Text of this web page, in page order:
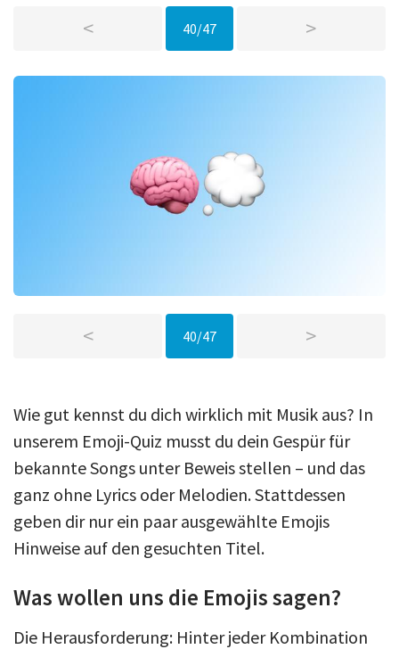
< 40/47 >
< 40/47 >
Wie gut kennst du dich wirklich mit Musik aus? In
unserem Emoji-Quiz musst du dein Gespür für
bekannte Songs unter Beweis stellen – und das
ganz ohne Lyrics oder Melodien. Stattdessen
geben dir nur ein paar ausgewählte Emojis
Hinweise auf den gesuchten Titel.
Was wollen uns die Emojis sagen?
Die Herausforderung: Hinter jeder Kombination